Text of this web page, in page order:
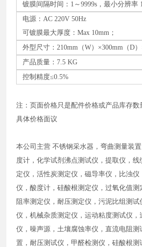
镀膜间隔时间： 1～9999s，最小分辨率
电源： AC 220V 50Hz
可镀膜最大厚度：Max 10mm；
外型尺寸： 210mm（W）×300mm（D
产品质量： 7.5 KG
控制精度≤0.5%
注：页面价格只是配件价格或产品库存
具体价格面议
本公司主营 不锈钢采水器，弯曲测量装
度计，化学试剂沸点测试仪，提取仪，线
定仪，活性炭测定仪，磁导率仪，比浊
仪，酸度计，硅酸根测定仪，过氧化值
阻率测定仪，耐压测定仪，污泥比组测
仪，机械杂质测定仪，运动粘度测试仪，
仪，噪声源，土壤腐蚀率仪，直流电阻测
置，耐压测试仪，甲醛检测仪，硅酸根测